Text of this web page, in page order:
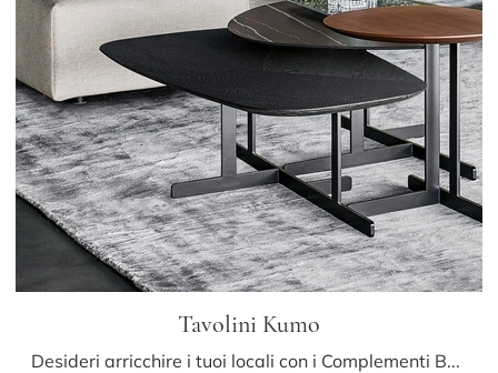
Tavolini Kumo
Desideri arricchire i tuoi locali con i Complementi Bonaldo? Ecco qui diversi modelli di tavolini in legno come Tavolini Kumo.